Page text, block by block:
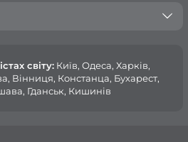
світу:Київ, Одеса, Харків,
Вінниця, Констанца, Бухарест,
Гданськ, Кишинів